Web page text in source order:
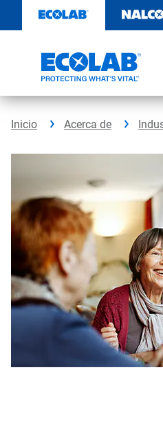
contenido
Inicio Acerca de